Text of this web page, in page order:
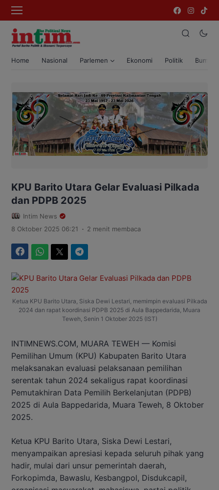
Home Nasional Parlemen Ekonomi Politik Bumi
KPU Barito Utara Gelar Evaluasi Pilkada
dan PDPB 2025
Intim News
8 Oktober 2025 06:21
. 2 menit membaca
Ketua KPU Barito Utara, Siska Dewi Lestari, memimpin evaluasi Pilkada
2024 dan rapat koordinasi PDPB 2025 di Aula Bappedarida, Muara
Teweh, Senin 1 Oktober 2025 (IST)
INTIMNEWS.COM, MUARA TEWEH — Komisi
Pemilihan Umum (KPU) Kabupaten Barito Utara
melaksanakan evaluasi pelaksanaan pemilihan
serentak tahun 2024 sekaligus rapat koordinasi
Pemutakhiran Data Pemilih Berkelanjutan (PDPB)
2025 di Aula Bappedarida, Muara Teweh, 8 Oktober
2025.
Ketua KPU Barito Utara, Siska Dewi Lestari,
menyampaikan apresiasi kepada seluruh pihak yang
hadir, mulai dari unsur pemerintah daerah,
Forkopimda, Bawaslu, Kesbangpol, Disdukcapil,